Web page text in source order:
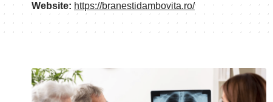
Website: https://branestidambovita.ro/